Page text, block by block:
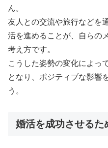
ん。
友人との交流や旅行などを
活を進めることが、自らの
考え方です。
こうした姿勢の変化によっ
となり、ポジティブな影響
う。
婚活を成功させるた